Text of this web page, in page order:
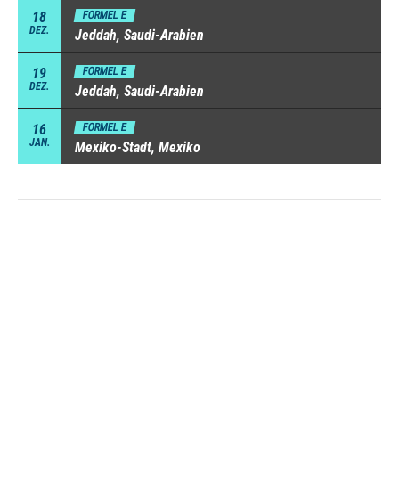
18
DEZ.
FORMEL E
Jeddah, Saudi-Arabien
19
DEZ.
FORMEL E
Jeddah, Saudi-Arabien
16
JAN.
FORMEL E
Mexiko-Stadt, Mexiko